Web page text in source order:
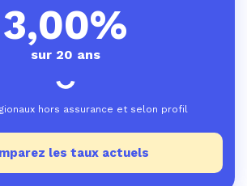
3,00%
sur 20 ans
hors assurance et selon profil
les taux actuels